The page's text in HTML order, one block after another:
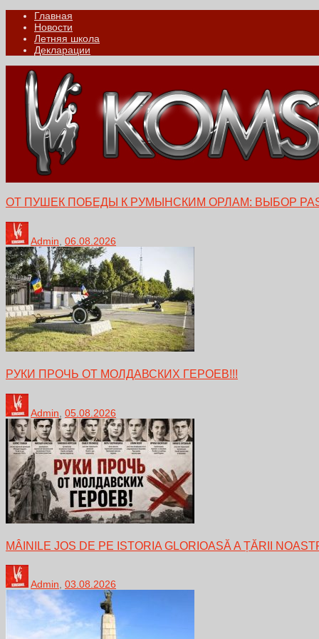
Главная
Новости
Летняя школа
Декларации
ОТ ПУШЕК ПОБЕДЫ К РУМЫНСКИМ ОРЛАМ: ВЫБОР
Admin 06.08.2026
РУКИ ПРОЧЬ ОТ МОЛДАВСКИХ ГЕРОЕВ!!!
Admin 05.08.2026
MÂINILE JOS DE PE ISTORIA GLORIOASĂ A ȚĂRII
Admin, 03.08.2026